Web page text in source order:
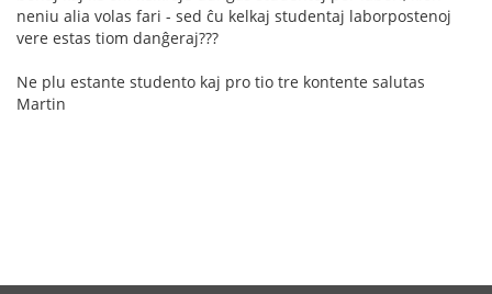
neniu alia volas fari - sed ĉu kelkaj studentaj laborpostenoj
vere estas tiom danĝeraj???
Ne plu estante studento kaj pro tio tre kontente salutas
Martin